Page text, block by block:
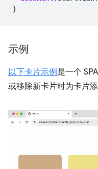
}
示例
以下卡片示例是一个
或移除新卡片时为卡片添